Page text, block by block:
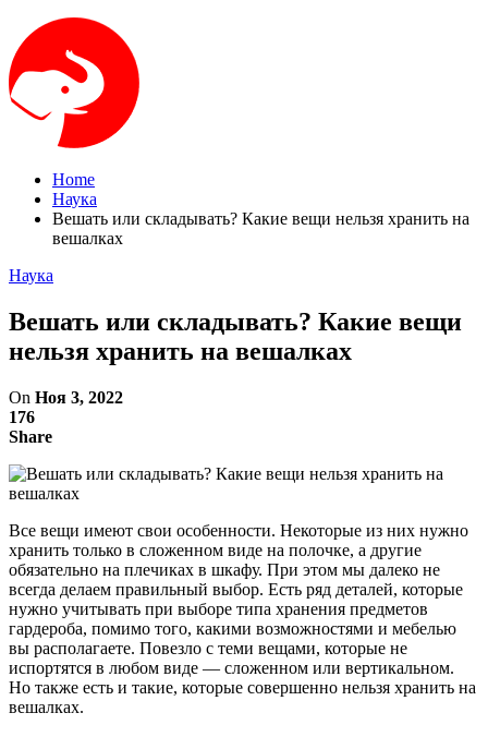
Home
Наука
Вешать или складывать? Какие вещи нельзя хранить на
вешалках
Наука
Вешать или складывать? Какие вещи
нельзя хранить на вешалках
On Ноя 3, 2022
176
Share
Все вещи имеют свои особенности. Некоторые из них нужно
хранить только в сложенном виде на полочке, а другие
обязательно на плечиках в шкафу. При этом мы далеко не
всегда делаем правильный выбор. Есть ряд деталей, которые
нужно учитывать при выборе типа хранения предметов
гардероба, помимо того, какими возможностями и мебелью
вы располагаете. Повезло с теми вещами, которые не
испортятся в любом виде — сложенном или вертикальном.
Но также есть и такие, которые совершенно нельзя хранить на
вешалках.